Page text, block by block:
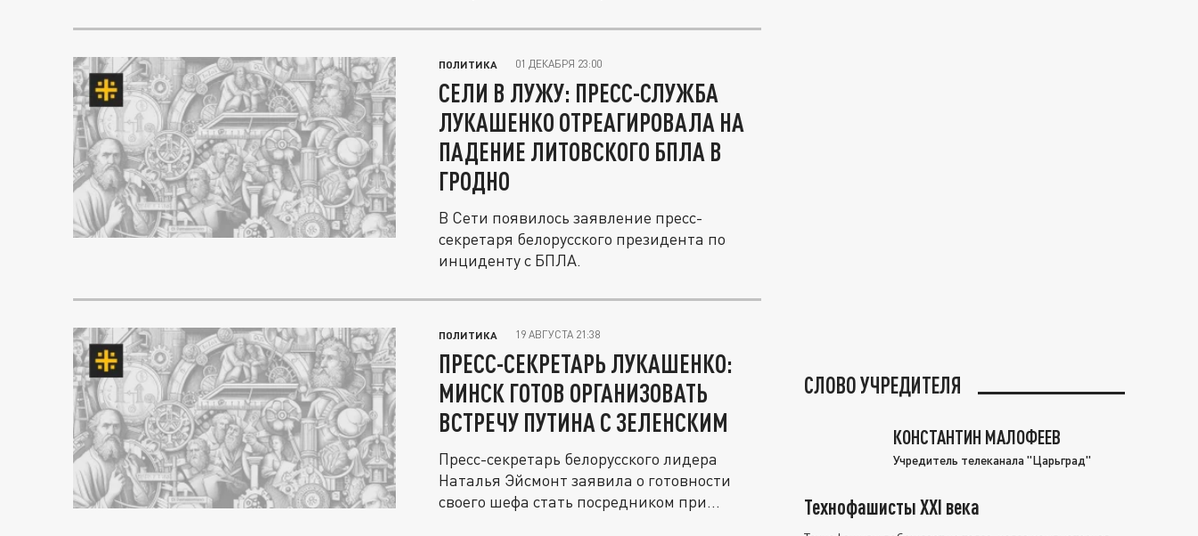
ПОЛИТИКА 01 ДЕКАБРЯ 23:00
СЕЛИ В ЛУЖУ: ПРЕСС-СЛУЖБА
ЛУКАШЕНКО ОТРЕАГИРОВАЛА НА
ПАДЕНИЕ ЛИТОВСКОГО БПЛА В
ГРОДНО
В Сети появилось заявление пресс-
секретаря белорусского президента по
инциденту с БПЛА.
ПОЛИТИКА 19 АВГУСТА 21:38
ПРЕСС-СЕКРЕТАРЬ ЛУКАШЕНКО:
МИНСК ГОТОВ ОРГАНИЗОВАТЬ
ВСТРЕЧУ ПУТИНА С ЗЕЛЕНСКИМ
Пресс-секретарь белорусского лидера
Наталья Эйсмонт заявила о готовности
своего шефа стать посредником при...
СЛОВО УЧРЕДИТЕЛЯ
КОНСТАНТИН МАЛОФЕЕВ
Учредитель телеканала "Царьград"
Технофашисты XXI века